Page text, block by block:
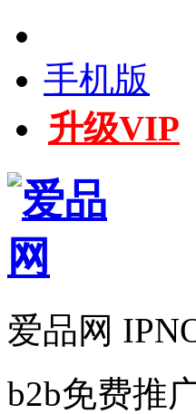
手机版
升级VIP
爱品网
b2b免费推